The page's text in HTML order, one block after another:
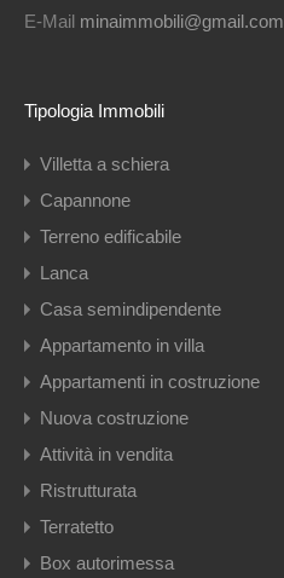
E-Mail minaimmobili@gmail.com
Tipologia Immobili
Villetta a schiera
Capannone
Terreno edificabile
Lanca
Casa semindipendente
Appartamento in villa
Appartamenti in costruzione
Nuova costruzione
Attività in vendita
Ristrutturata
Terratetto
Box autorimessa